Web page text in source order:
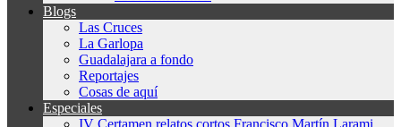
Blogs
Las Cruces
La Garlopa
Guadalajara a fondo
Reportajes
Cosas de aquí
Especiales
IV Certamen relatos cortos Francisco Martín Larami